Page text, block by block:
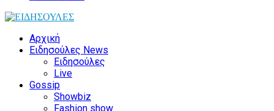
Αρχική
Ειδησούλες News
Ειδησούλες
Live
Gossip
Showbiz
Fashion show